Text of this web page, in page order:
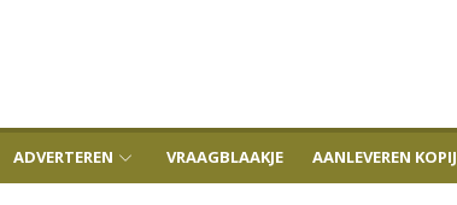
ADVERTEREN VRAAGBLAAKJE AANLEVEREN KOPIJ